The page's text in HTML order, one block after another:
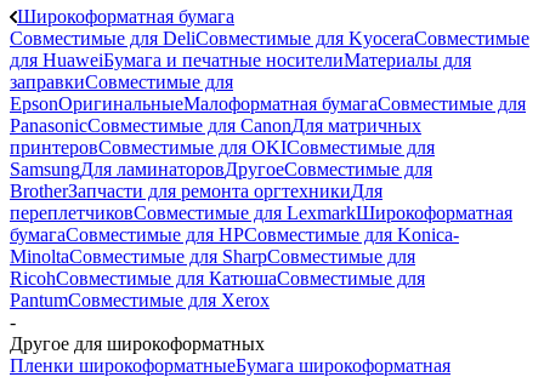
Широкоформатная бумага
Совместимые для DeliСовместимые для KyoceraСовместимые
для HuaweiБумага и печатные носителиМатериалы для
заправкиСовместимые для
EpsonОригинальныеМалоформатная бумагаСовместимые для
PanasonicСовместимые для CanonДля матричных
принтеровСовместимые для OKIСовместимые для
SamsungДля ламинаторовДругоеСовместимые для
BrotherЗапчасти для ремонта оргтехникиДля
переплетчиковСовместимые для LexmarkШирокоформатная
бумагаСовместимые для HPСовместимые для Konica-
MinoltaСовместимые для SharpСовместимые для
RicohСовместимые для КатюшаСовместимые для
PantumСовместимые для Xerox
-
Другое для широкоформатных
Пленки широкоформатныеБумага широкоформатная